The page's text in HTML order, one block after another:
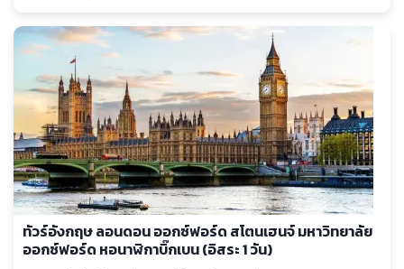
ทัวร์อังกฤษ ลอนดอน ออกซ์ฟอร์ด สโตนเฮนจ์ มหาวิทยาลัย
ออกซ์ฟอร์ด หอนาฬิกาบิ๊กเบน (อิสระ 1 วัน)